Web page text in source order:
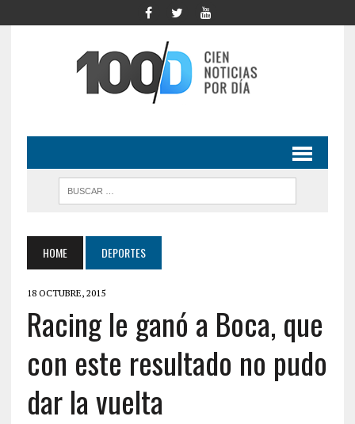
HOME DEPORTES
18 OCTUBRE, 2015
Racing le ganó a Boca, que
con este resultado no pudo
dar la vuelta